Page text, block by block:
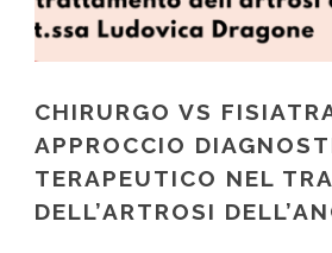
CHIRURGO VS
APPROCCIO
TERAPEUTICO NEL
DELL’ARTROSI